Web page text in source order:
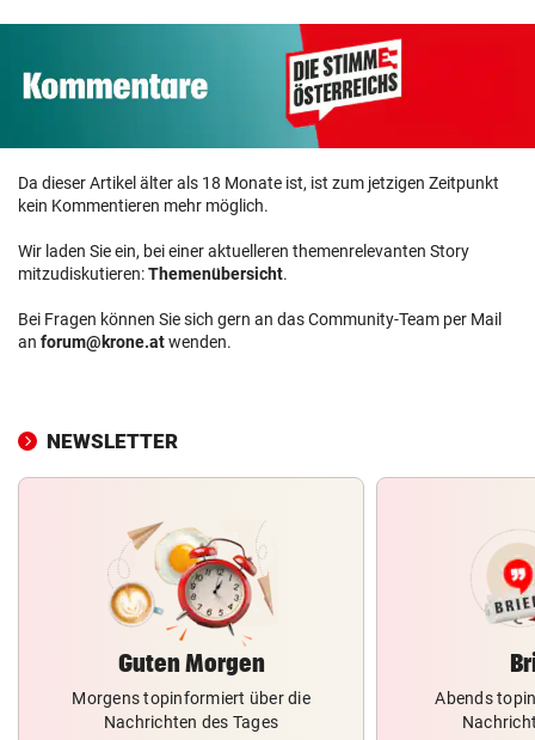
Da dieser Artikel älter als 18 Monate ist, ist zum jetzigen Zeitpunkt
kein Kommentieren mehr möglich.
Wir laden Sie ein, bei einer aktuelleren themenrelevanten Story
mitzudiskutieren:Themenübersicht.
Bei Fragen können Sie sich gern an das Community-Team per Mail
an forum@krone.atwenden.
NEWSLETTER
Guten Morgen
Morgens topinformiert über die
Nachrichten des Tages
Abends